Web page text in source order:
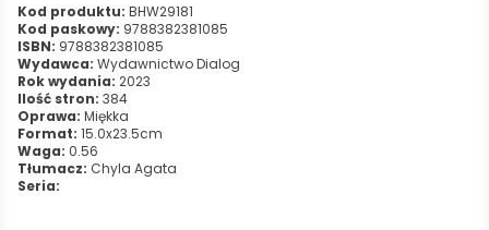
Kod produktu: BHW29181
Kod paskowy: 9788382381085
ISBN: 9788382381085
Wydawca: Wydawnictwo Dialog
Rok wydania: 2023
Ilość stron: 384
Oprawa: Miękka
Format: 15.0x23.5cm
Waga: 0.56
Tłumacz: Chyla Agata
Seria: